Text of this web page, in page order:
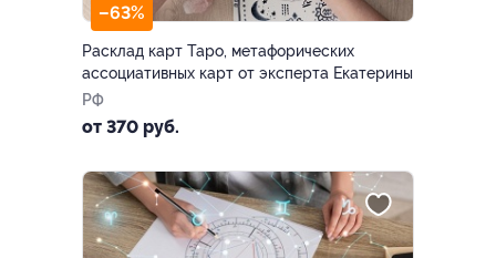
–63%
Расклад карт Таро, метафорических
ассоциативных карт от эксперта Екатерины
РФ
от 370 руб.